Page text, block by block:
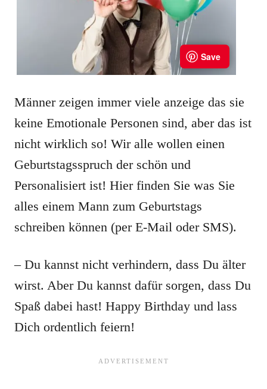
Männer zeigen immer viele anzeige das sie
keine Emotionale Personen sind, aber das ist
nicht wirklich so! Wir alle wollen einen
Geburtstagsspruch der schön und
Personalisiert ist! Hier finden Sie was Sie
alles einem Mann zum Geburtstags
schreiben können (per E-Mail oder SMS).
– Du kannst nicht verhindern, dass Du älter
wirst. Aber Du kannst dafür sorgen, dass Du
Spaß dabei hast! Happy Birthday und lass
Dich ordentlich feiern!